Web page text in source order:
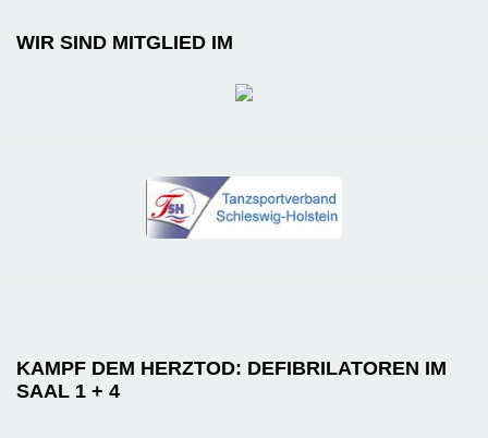
WIR SIND MITGLIED IM
KAMPF DEM HERZTOD: DEFIBRILATOREN IM
SAAL 1 + 4